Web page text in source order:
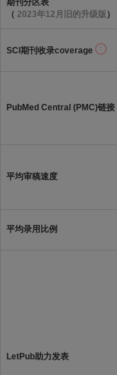
期刊分区表
（ 2023年12月旧的升级版 ）
SCI期刊收录coverage
PubMed Central (PMC)链接
平均审稿速度
平均录用比例
LetPub助力发表